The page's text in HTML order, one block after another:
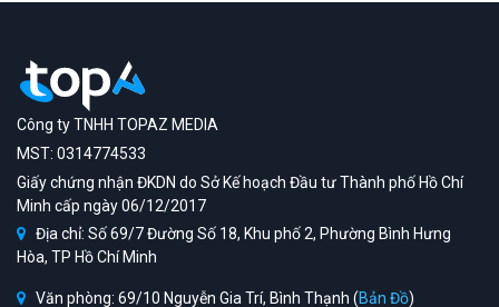
Công ty TNHH TOPAZ MEDIA
MST: 0314774533
Giấy chứng nhận ĐKDN do Sở Kế hoạch Đầu tư Thành phố Hồ Chí
Minh cấp ngày 06/12/2017
Địa chỉ: Số 69/7 Đường Số 18, Khu phố 2, Phường Bình Hưng
Hòa, TP Hồ Chí Minh
Văn phòng: 69/10 Nguyễn Gia Trí, Bình Thạnh (Bản Đồ)